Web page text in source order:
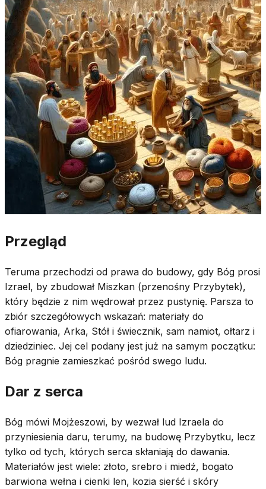
Przegląd
Teruma przechodzi od prawa do budowy, gdy Bóg prosi
Izrael, by zbudował Miszkan (przenośny Przybytek),
który będzie z nim wędrował przez pustynię. Parsza to
zbiór szczegółowych wskazań: materiały do
ofiarowania, Arka, Stół i świecznik, sam namiot, ołtarz i
dziedziniec. Jej cel podany jest już na samym początku:
Bóg pragnie zamieszkać pośród swego ludu.
Dar z serca
Bóg mówi Mojżeszowi, by wezwał lud Izraela do
przyniesienia daru, terumy, na budowę Przybytku, lecz
tylko od tych, których serca skłaniają do dawania.
Materiałów jest wiele: złoto, srebro i miedź, bogato
barwiona wełna i cienki len, kozia sierść i skóry